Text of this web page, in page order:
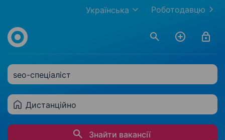
Роботодавцю
Українська
seo-спеціаліст
Дистанційно
Знайти вакансії